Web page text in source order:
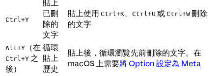
Ctrl+Y
貼上
已刪
除的
文字
貼上使用 Ctrl+K、 Ctrl+U 或 Ctrl+W 刪除
的文字
Alt+Y （在
Ctrl+Y 之
後）
循環
貼上
歷史
貼上後，循環瀏覽先前刪除的文字。在
macOS 上需要將 Option 設定為 Meta